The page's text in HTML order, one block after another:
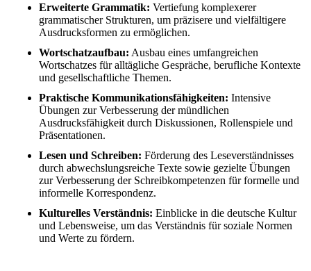
Erweiterte Grammatik: Vertiefung komplexerer
grammatischer Strukturen, um präzisere und vielfältigere
Ausdrucksformen zu ermöglichen.
Wortschatzaufbau: Ausbau eines umfangreichen
Wortschatzes für alltägliche Gespräche, berufliche Kontexte
und gesellschaftliche Themen.
Praktische Kommunikationsfähigkeiten: Intensive
Übungen zur Verbesserung der mündlichen
Ausdrucksfähigkeit durch Diskussionen, Rollenspiele und
Präsentationen.
Lesen und Schreiben: Förderung des Leseverständnisses
durch abwechslungsreiche Texte sowie gezielte Übungen
zur Verbesserung der Schreibkompetenzen für formelle und
informelle Korrespondenz.
Kulturelles Verständnis: Einblicke in die deutsche Kultur
und Lebensweise, um das Verständnis für soziale Normen
und Werte zu fördern.